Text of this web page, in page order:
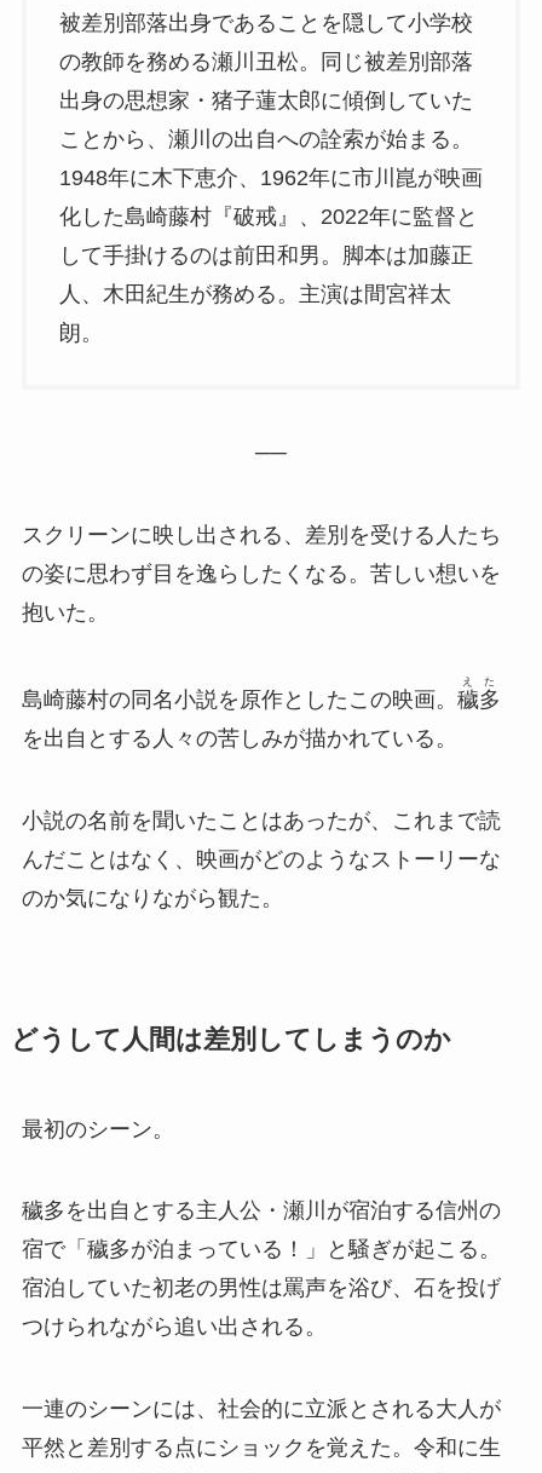
被差別部落出身であることを隠して小学校
の教師を務める瀬川丑松。同じ被差別部落
出身の思想家・猪子蓮太郎に傾倒していた
ことから、瀬川の出自への詮索が始まる。
1948年に木下恵介、1962年に市川崑が映画
化した島崎藤村『破戒』、2022年に監督と
して手掛けるのは前田和男。脚本は加藤正
人、木田紀生が務める。主演は間宮祥太
朗。
──
スクリーンに映し出される、差別を受ける人たち
の姿に思わず目を逸らしたくなる。苦しい想いを
抱いた。
島崎藤村の同名小説を原作としたこの映画。 穢多
えた
を出自とする人々の苦しみが描かれている。
小説の名前を聞いたことはあったが、これまで読
んだことはなく、映画がどのようなストーリーな
のか気になりながら観た。
どうして人間は差別してしまうのか
最初のシーン。
穢多を出自とする主人公・瀬川が宿泊する信州の
宿で「穢多が泊まっている！」と騒ぎが起こる。
宿泊していた初老の男性は罵声を浴び、石を投げ
つけられながら追い出される。
一連のシーンには、社会的に立派とされる大人が
平然と差別する点にショックを覚えた。令和に生